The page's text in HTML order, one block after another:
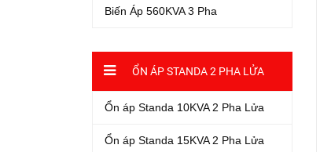
Biến Áp 560KVA 3 Pha
ỔN ÁP STANDA 2 PHA LỬA
Ổn áp Standa 10KVA 2 Pha Lửa
Ổn áp Standa 15KVA 2 Pha Lửa